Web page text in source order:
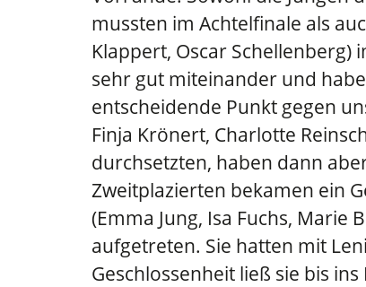
mussten im Achtelfinale als
Klappert, Oscar
sehr gut miteinander und
entscheidende Punkt gegen
Finja Krönert, Charlotte
durchsetzten, haben dann
Zweitplazierten bekamen ein
(Emma Jung, Isa Fuchs,
aufgetreten. Sie hatten mit
Geschlossenheit ließ sie bis